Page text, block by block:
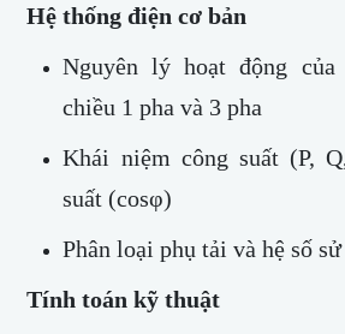
Hệ thống điện cơ bản
Nguyên lý hoạt động
chiều 1 pha và 3 pha
Khái niệm công suất (P,
suất (cosφ)
Phân loại phụ tải và hệ số
Tính toán kỹ thuật